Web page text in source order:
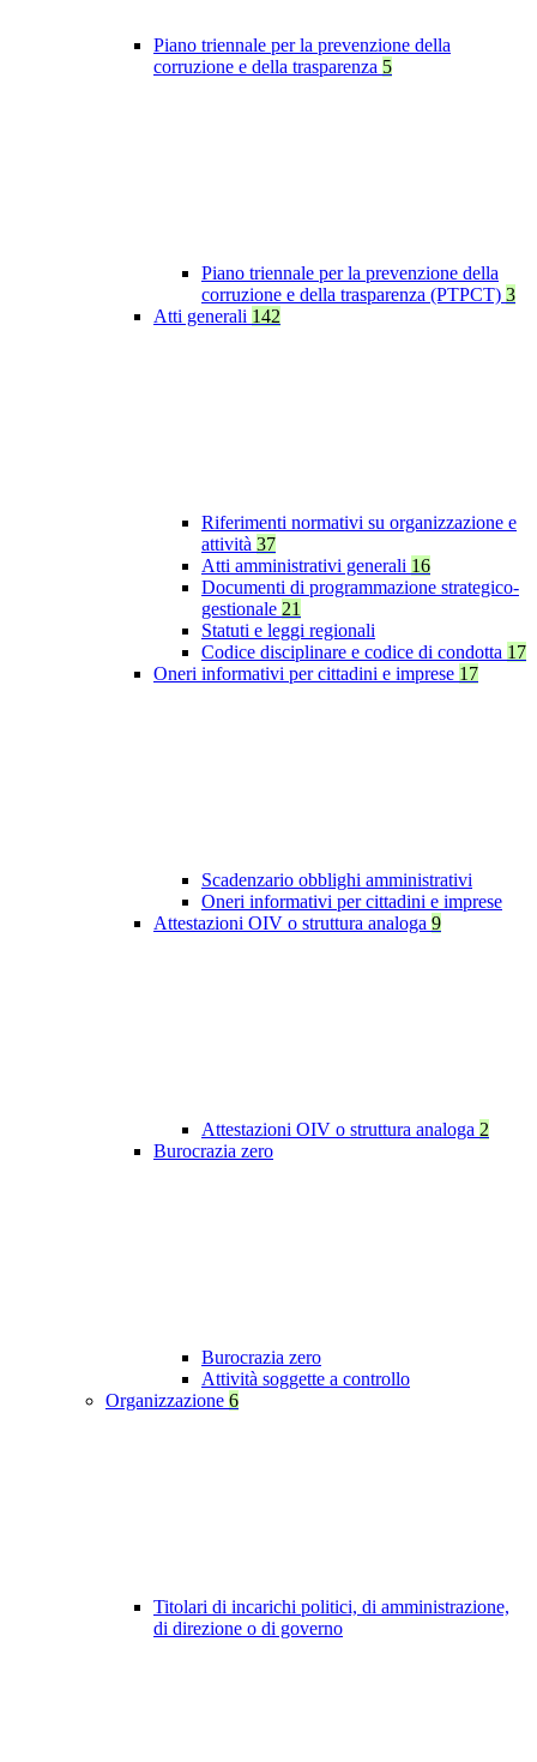
Piano triennale per la prevenzione della
corruzione e della trasparenza 5
Piano triennale per la prevenzione della
corruzione e della trasparenza (PTPCT) 3
Atti generali 142
Riferimenti normativi su organizzazione e
attività 37
Atti amministrativi generali 16
Documenti di programmazione strategico-
gestionale 21
Statuti e leggi regionali
Codice disciplinare e codice di condotta 17
Oneri informativi per cittadini e imprese 17
Scadenzario obblighi amministrativi
Oneri informativi per cittadini e imprese
Attestazioni OIV o struttura analoga 9
Attestazioni OIV o struttura analoga 2
Burocrazia zero
Burocrazia zero
Attività soggette a controllo
Organizzazione 6
Titolari di incarichi politici, di amministrazione,
di direzione o di governo